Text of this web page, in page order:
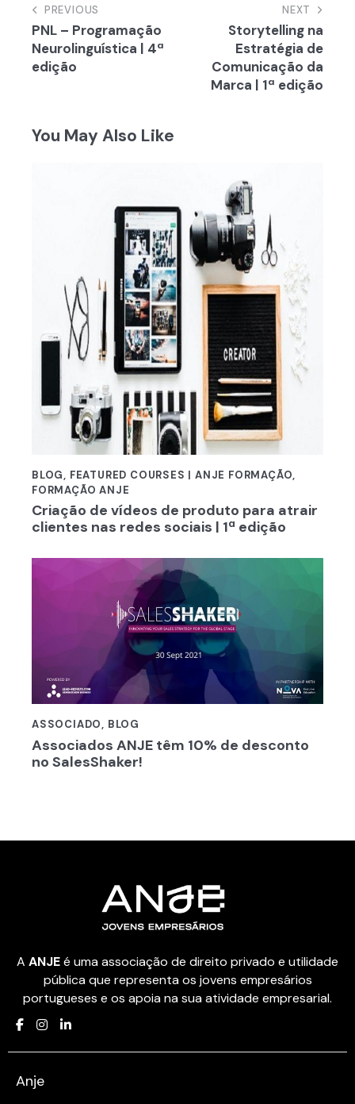
Navegação
de
artigos
PREVIOUS
PNL – Programação
Neurolinguística | 4ª
edição
NEXT
Storytelling na
Estratégia de
Comunicação da
Marca | 1ª edição
You May Also Like
BLOG, FEATURED COURSES | ANJE FORMAÇÃO,
FORMAÇÃO ANJE
Criação de vídeos de produto para atrair
clientes nas redes sociais | 1ª edição
ASSOCIADO, BLOG
Associados ANJE têm 10% de desconto
no SalesShaker!
A ANJEé uma associação de direito privado e utilidade
pública que representa os jovens empresários
portugueses e os apoia na sua atividade empresarial.
Anje